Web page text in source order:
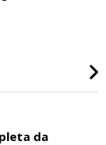
da